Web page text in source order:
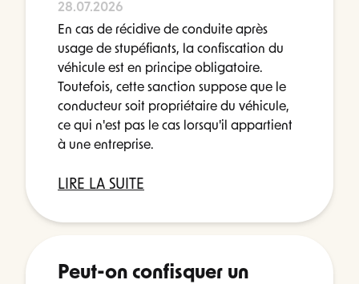
28.07.2026
En cas de récidive de conduite après
usage de stupéfiants, la confiscation du
véhicule est en principe obligatoire.
Toutefois, cette sanction suppose que le
conducteur soit propriétaire du véhicule,
ce qui n'est pas le cas lorsqu'il appartient
à une entreprise.
LIRE LA SUITE
Peut-on confisquer un